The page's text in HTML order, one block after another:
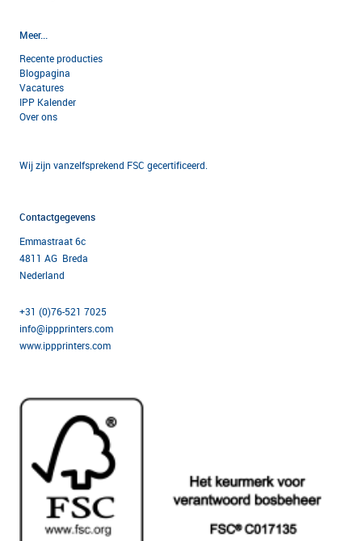
Meer...
Recente producties
Blogpagina
Vacatures
IPP Kalender
Over ons
Wij zijn vanzelfsprekend FSC gecertificeerd.
Contactgegevens
Emmastraat 6c
4811 AG Breda
Nederland
+31 (0)76-521 7025
info@ippprinters.com
www.ippprinters.com